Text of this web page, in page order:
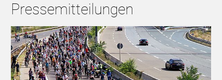
Pressemitteilungen